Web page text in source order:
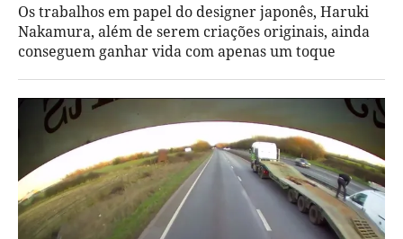
Os trabalhos em papel do designer japonês, Haruki
Nakamura, além de serem criações originais, ainda
conseguem ganhar vida com apenas um toque